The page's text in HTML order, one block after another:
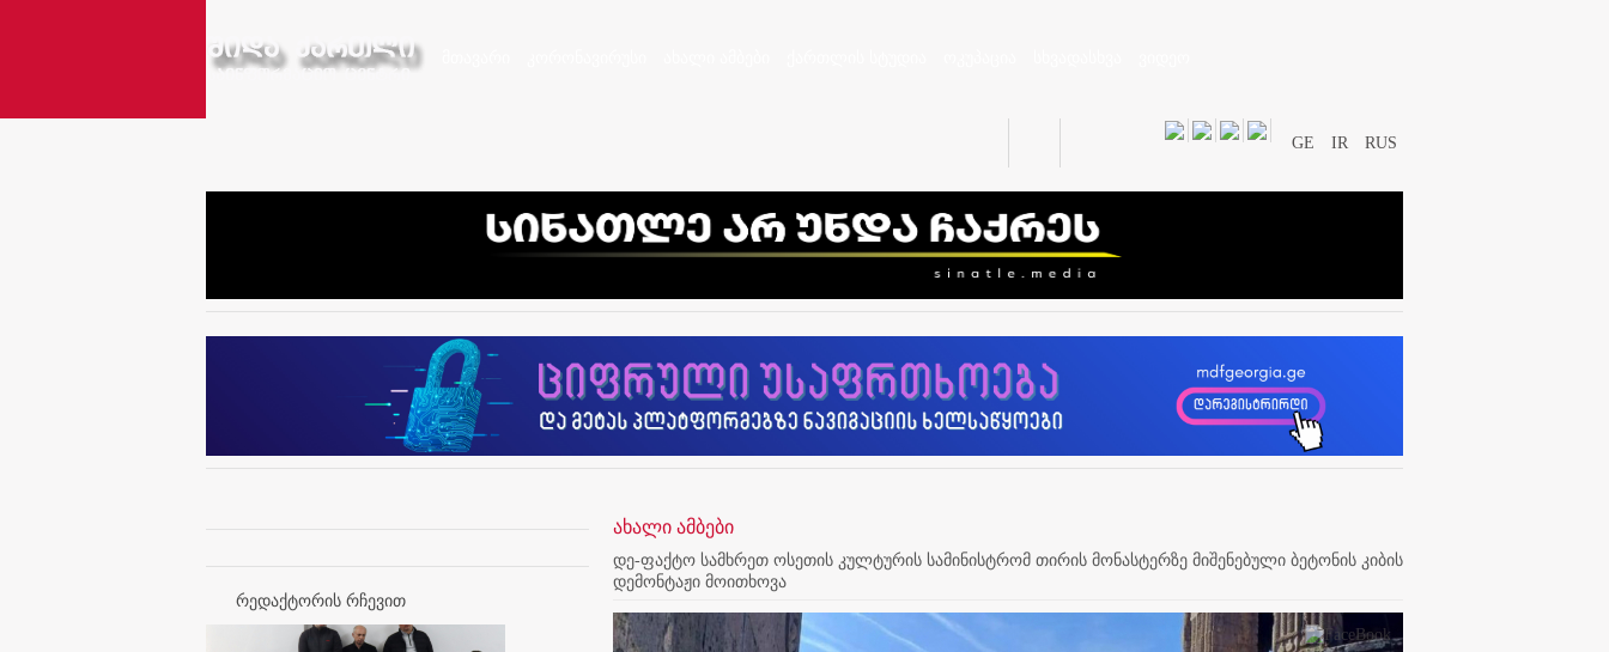
GE IR RUS
რედაქტორის რჩევით
ახალი ამბები
დე-ფაქტო სამხრეთ ოსეთის კულტურის სამინისტრომ თირის მონასტერზე მიშენებული ბეტონის კიბის
დემონტაჟი მოითხოვა